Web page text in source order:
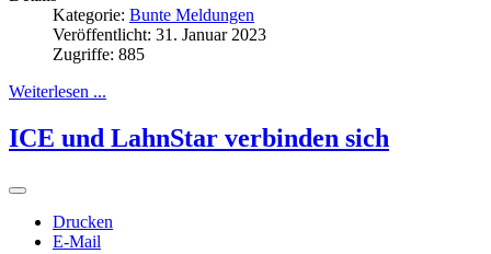
Kategorie: Bunte Meldungen
Veröffentlicht: 31. Januar 2023
Zugriffe: 885
Weiterlesen ...
ICE und LahnStar verbinden sich
Drucken
E-Mail